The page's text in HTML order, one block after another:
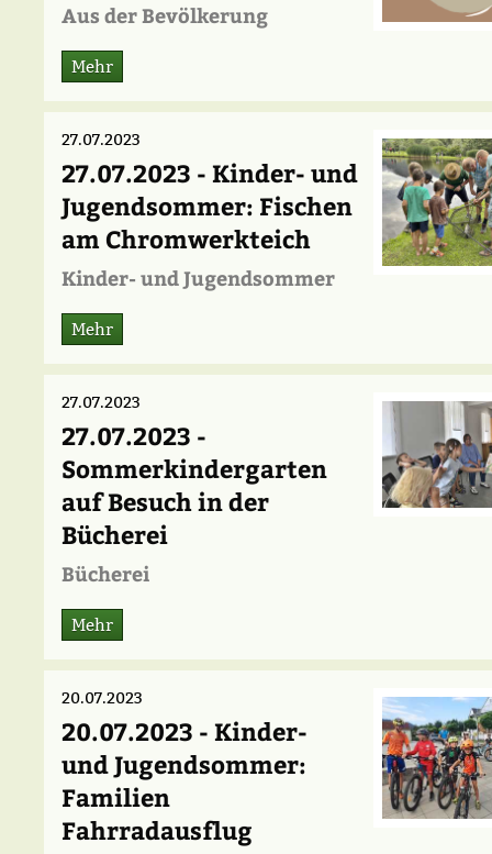
Aus der Bevölkerung
Mehr
27.07.2023
27.07.2023 - Kinder- und
Jugendsommer: Fischen
am Chromwerkteich
Kinder- und Jugendsommer
Mehr
27.07.2023
27.07.2023 -
Sommerkindergarten
auf Besuch in der
Bücherei
Bücherei
Mehr
20.07.2023
20.07.2023 - Kinder-
und Jugendsommer:
Familien
Fahrradausflug